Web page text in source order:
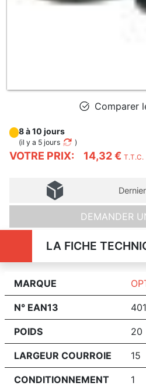
Comparer
VOTRE PRIX: 14,32 € T.T.C.
8 à 10 jours
(il y a 5 jours )
DEMANDER
LA FICHE
MARQUE
N° EAN13
POIDS 20
LARGEUR COURROIE 15
CONDITIONNEMENT 1